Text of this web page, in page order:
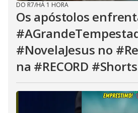
DO R7/HÁ 1 HORA
Os apóstolos
#NovelaJesus no
na #RECORD #Shorts